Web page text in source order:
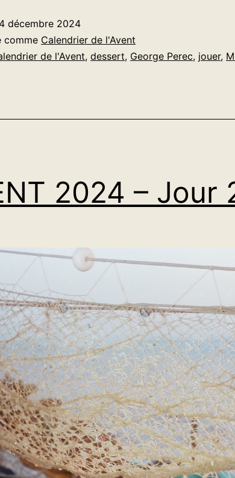
Jour
24
décembre 2024
comme Calendrier de l'Avent
de l'Avent, dessert, George Perec, jouer,
2024 – Jour